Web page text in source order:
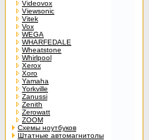
Videovox
Viewsonic
Vitek
Vox
WEGA
WHARFEDALE
Wheatstone
Whirlpool
Xerox
Xoro
Yamaha
Yorkville
Zanussi
Zenith
Zerowatt
ZOOM
Схемы ноутбуков
Штатные автомагнитолы